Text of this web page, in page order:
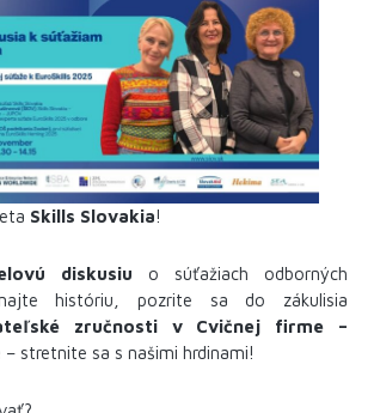
Skills Slovakia!
diskusiu o súťažiach odborných
históriu, pozrite sa do zákulisia
zručnosti v Cvičnej firme –
– stretnite sa s našimi hrdinami!